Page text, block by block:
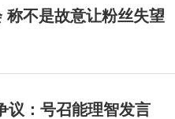
称不是故意让粉丝失望
议：号召能理智发言